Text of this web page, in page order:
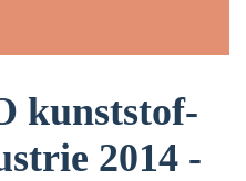
kunststof-
2014 -